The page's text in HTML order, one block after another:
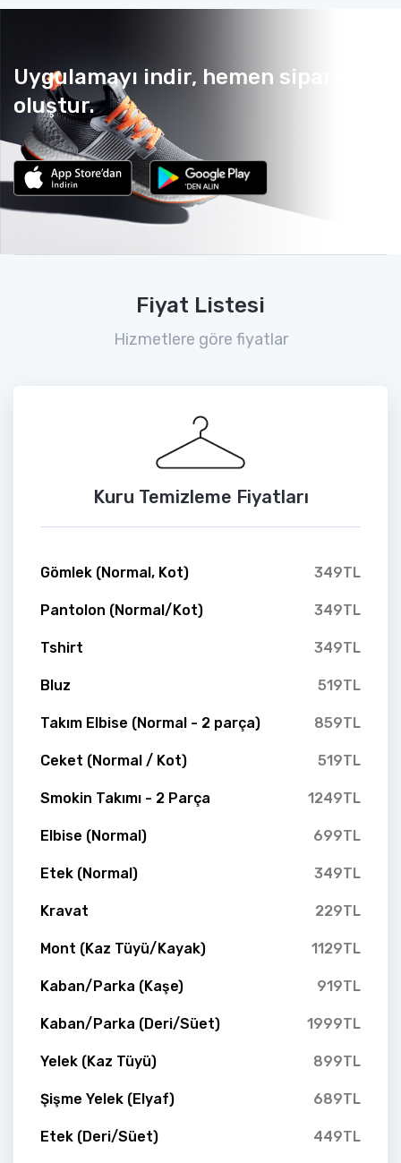
Uygulamayı indir, hemen sipariş
oluştur.
Fiyat Listesi
Hizmetlere göre fiyatlar
Kuru Temizleme Fiyatları
Gömlek (Normal, Kot) 349TL
Pantolon (Normal/Kot) 349TL
Tshirt 349TL
Bluz 519TL
Takım Elbise (Normal - 2 parça) 859TL
Ceket (Normal / Kot) 519TL
Smokin Takımı - 2 Parça 1249TL
Elbise (Normal) 699TL
Etek (Normal) 349TL
Kravat 229TL
Mont (Kaz Tüyü/Kayak) 1129TL
Kaban/Parka (Kaşe) 919TL
Kaban/Parka (Deri/Süet) 1999TL
Yelek (Kaz Tüyü) 899TL
Şişme Yelek (Elyaf) 689TL
Etek (Deri/Süet) 449TL